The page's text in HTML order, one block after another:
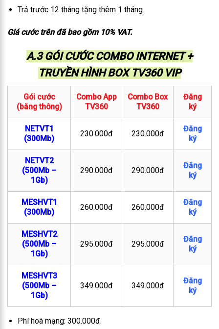
Trả trước 12 tháng tặng thêm 1 tháng.
Giá cước trên đã bao gồm 10% VAT.
A.3 GÓI CƯỚC COMBO INTERNET +
TRUYỀN HÌNH BOX TV360 VIP
Gói cước
(băng thông)
Combo App
TV360
Combo Box
TV360
Đăng
ký
NETVT1
(300Mb)
230.000đ 230.000đ
Đăng
ký
NETVT2
(500Mb –
1Gb)
290.000đ 290.000đ
Đăng
ký
MESHVT1
(300Mb)
260.000đ 260.000đ
Đăng
ký
MESHVT2
(500Mb –
1Gb)
295.000đ 295.000đ
Đăng
ký
MESHVT3
(500Mb –
1Gb)
349.000đ 349.000đ
Đăng
ký
Phí hoà mạng: 300.000đ.